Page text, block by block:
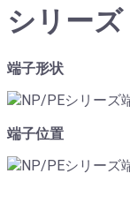
シリーズ
端子形状
端子位置